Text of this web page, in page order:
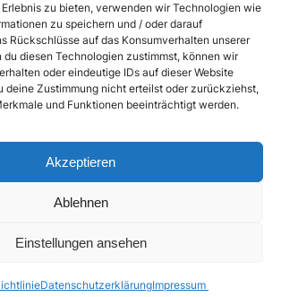
zu bieten, verwenden wir Technologien wie
zu speichern und / oder darauf
Rückschlüsse auf das Konsumverhalten unserer
du diesen Technologien zustimmst, können wir
oder eindeutige IDs auf dieser Website
deine Zustimmung nicht erteilst oder zurückziehst,
und Funktionen beeinträchtigt werden.
Akzeptieren
Ablehnen
Einstellungen ansehen
DatenschutzerklärungImpressum
Anmelden © 2026